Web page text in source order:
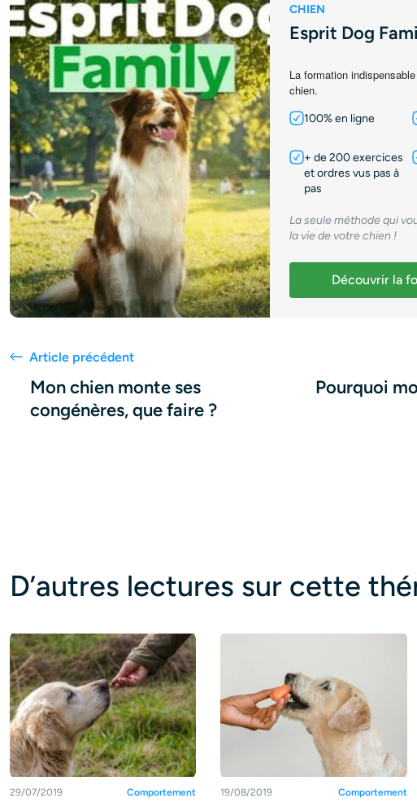
CHIEN
Esprit Dog
La formation
chien.
100% en ligne
+ de 200 exercices
et ordres vus pas à
pas
La seule méthode qui
la vie de votre chien !
Découvrir la
Article précédent
Mon chien monte ses
congénères, que faire ?
Pourquoi
D’autres lectures sur cette
29/07/2019 Comportement 19/08/2019 Comportement